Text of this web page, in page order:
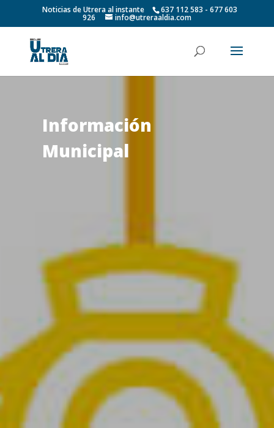
Noticias de Utrera al instante 637 112 583 - 677 603
926 info@utreraaldia.com
Información
Municipal